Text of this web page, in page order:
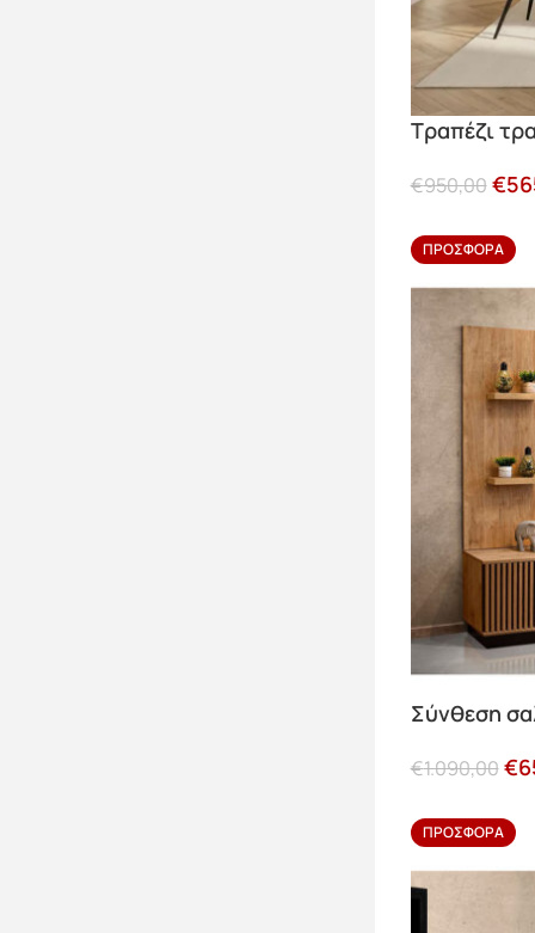
Τραπέζι
€950,00 €
ΠΡΟΣΦΟΡΆ
Σύνθεση
€1.090,00 €
ΠΡΟΣΦΟΡΆ